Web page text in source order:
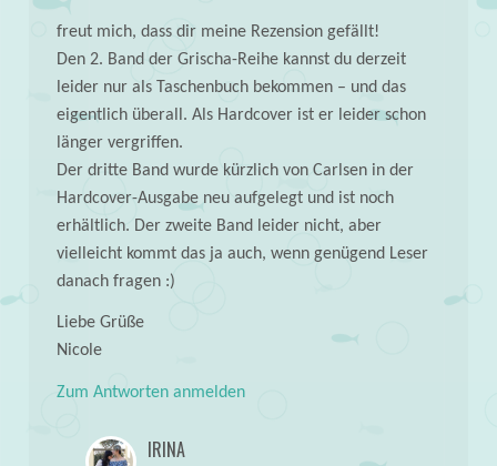
freut mich, dass dir meine Rezension gefällt!
Den 2. Band der Grischa-Reihe kannst du derzeit
leider nur als Taschenbuch bekommen – und das
eigentlich überall. Als Hardcover ist er leider schon
länger vergriffen.
Der dritte Band wurde kürzlich von Carlsen in der
Hardcover-Ausgabe neu aufgelegt und ist noch
erhältlich. Der zweite Band leider nicht, aber
vielleicht kommt das ja auch, wenn genügend Leser
danach fragen :)
Liebe Grüße
Nicole
Zum Antworten anmelden
IRINA